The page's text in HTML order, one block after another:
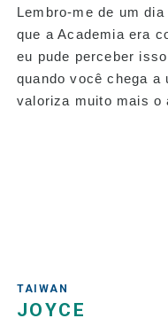
Lembro-me de um
que a Academia era
eu pude perceber
quando você chega a
valoriza muito mais o
TAIWAN
JOYCE